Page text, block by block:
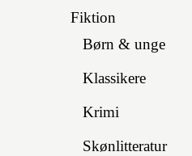
Fiktion
Børn & unge
Klassikere
Krimi
Skønlitteratur